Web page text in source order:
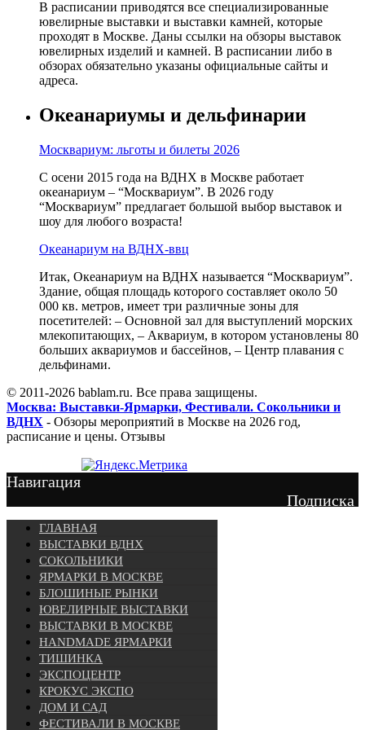
В расписании приводятся все специализированные
ювелирные выставки и выставки камней, которые
проходят в Москве. Даны ссылки на обзоры выставок
ювелирных изделий и камней. В расписании либо в
обзорах обязательно указаны официальные сайты и
адреса.
Океанариумы и дельфинарии
Москвариум: льготы и билеты 2026
С осени 2015 года на ВДНХ в Москве работает
океанариум – “Москвариум”. В 2026 году
“Москвариум” предлагает большой выбор выставок и
шоу для любого возраста!
Океанариум на ВДНХ-ввц
Итак, Океанариум на ВДНХ называется “Москвариум”.
Здание, общая площадь которого составляет около 50
000 кв. метров, имеет три различные зоны для
посетителей: – Основной зал для выступлений морских
млекопитающих, – Аквариум, в котором установлены 80
больших аквариумов и бассейнов, – Центр плавания с
дельфинами.
© 2011-2026 bablam.ru. Все права защищены.
Москва: Выставки-Ярмарки, Фестивали. Сокольники и
ВДНХ - Обзоры мероприятий в Москве на 2026 год,
расписание и цены. Отзывы
Навигация
Подписка
ГЛАВНАЯ
ВЫСТАВКИ ВДНХ
СОКОЛЬНИКИ
ЯРМАРКИ В МОСКВЕ
БЛОШИНЫЕ РЫНКИ
ЮВЕЛИРНЫЕ ВЫСТАВКИ
ВЫСТАВКИ В МОСКВЕ
HANDMADE ЯРМАРКИ
ТИШИНКА
ЭКСПОЦЕНТР
КРОКУС ЭКСПО
ДОМ И САД
ФЕСТИВАЛИ В МОСКВЕ